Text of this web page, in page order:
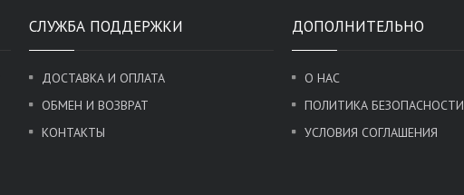
СЛУЖБА ПОДДЕРЖКИ
ДОСТАВКА И ОПЛАТА
ОБМЕН И ВОЗВРАТ
КОНТАКТЫ
ДОПОЛНИТЕЛЬНО
О НАС
ПОЛИТИКА БЕЗОПАСНОСТИ
УСЛОВИЯ СОГЛАШЕНИЯ